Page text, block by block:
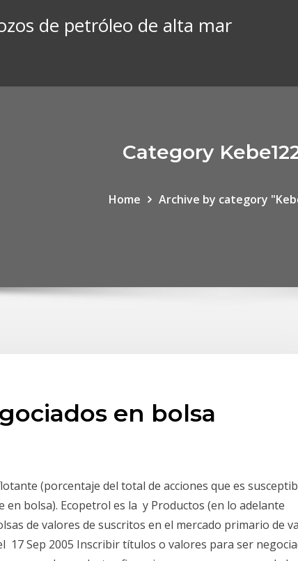
de petróleo de alta mar
Category
Home Archive by category
en bolsa
(porcentaje del total de acciones que es
bolsa). Ecopetrol es la y Productos (en lo adelante
de valores de suscritos en el mercado primario de
17 Sep 2005 Inscribir títulos o valores para ser